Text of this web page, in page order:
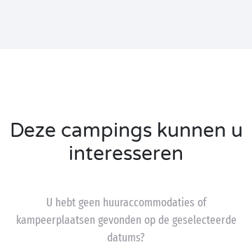
Deze campings kunnen u
interesseren
U hebt geen huuraccommodaties of
kampeerplaatsen gevonden op de geselecteerde
datums?